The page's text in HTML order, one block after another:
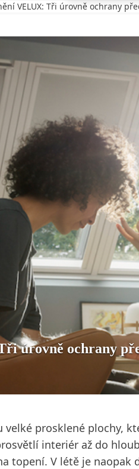
VELUX: Tři úrovně ochrany
úrovně ochrany
prosklené plochy,
interiér až do
topení. V létě je